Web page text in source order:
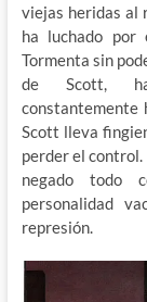
viejas heridas al
ha luchado por
Tormenta sin
de Scott,
constantemente
Scott lleva
perder el control.
negado todo
personalidad
represión.